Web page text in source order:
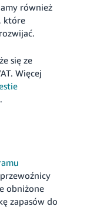
również
które
się ze
Więcej
.
obniżone
zapasów do